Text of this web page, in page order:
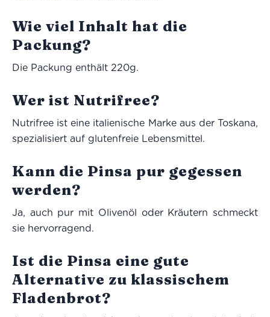
Wie viel Inhalt hat die
Packung?
Die Packung enthält 220g.
Wer ist Nutrifree?
Nutrifree ist eine italienische Marke aus der Toskana,
spezialisiert auf glutenfreie Lebensmittel.
Kann die Pinsa pur gegessen
werden?
Ja, auch pur mit Olivenöl oder Kräutern schmeckt
sie hervorragend.
Ist die Pinsa eine gute
Alternative zu klassischem
Fladenbrot?